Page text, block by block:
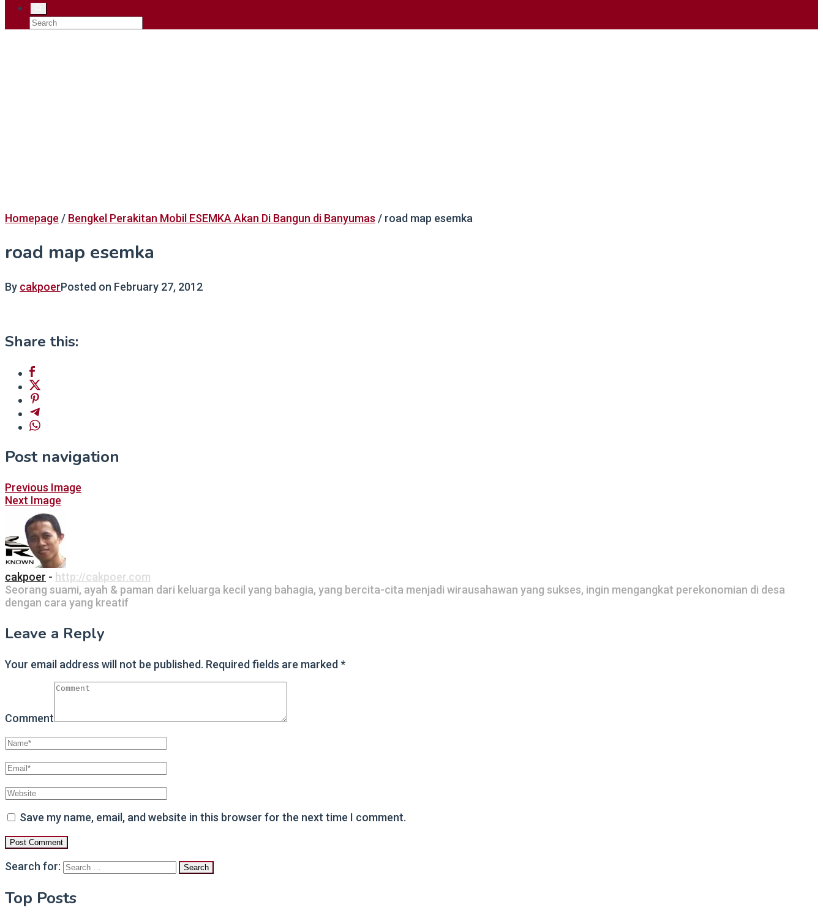
Homepage / Bengkel Perakitan Mobil ESEMKA Akan Di Bangun di Banyumas / road map esemka
road map esemka
By cakpoerPosted on February 27, 2012
Share this:
Post navigation
Previous Image
Next Image
cakpoer - http://cakpoer.com
Seorang suami, ayah & paman dari keluarga kecil yang bahagia, yang bercita-cita menjadi wirausahawan yang sukses, ingin mengangkat perekonomian di desa
dengan cara yang kreatif
Leave a Reply
Your email address will not be published. Required fields are marked *
Comment
Save my name, email, and website in this browser for the next time I comment.
Search for:
Top Posts